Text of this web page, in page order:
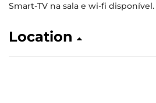
Smart-TV na sala e wi-fi disponível.
Location